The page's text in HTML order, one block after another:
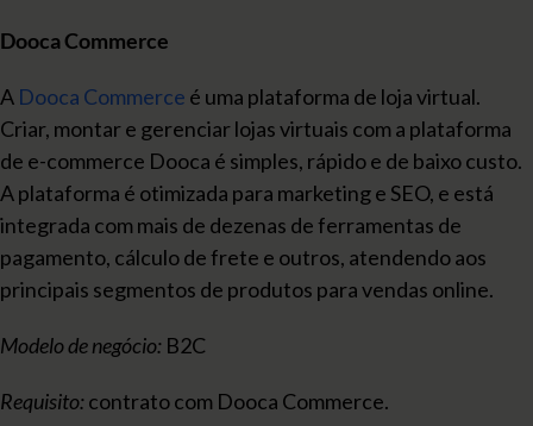
Dooca Commerce
A Dooca Commerce é uma plataforma de loja virtual.
Criar, montar e gerenciar lojas virtuais com a plataforma
de e-commerce Dooca é simples, rápido e de baixo custo.
A plataforma é otimizada para marketing e SEO, e está
integrada com mais de dezenas de ferramentas de
pagamento, cálculo de frete e outros, atendendo aos
principais segmentos de produtos para vendas online.
Modelo de negócio: B2C
Requisito:contrato com Dooca Commerce.